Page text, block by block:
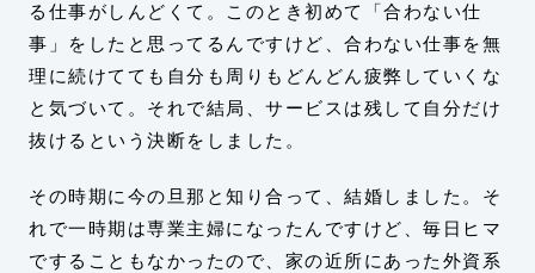
る仕事がしんどくて。このとき初めて「合わない仕
事」をしたと思ってるんですけど、合わない仕事を無
理に続けてても自分も周りもどんどん疲弊していくな
と気づいて。それで結局、サービスは残して自分だけ
抜けるという決断をしました。
その時期に今の旦那と知り合って、結婚しました。そ
れで一時期は専業主婦になったんですけど、毎日ヒマ
ですることもなかったので、家の近所にあった外資系